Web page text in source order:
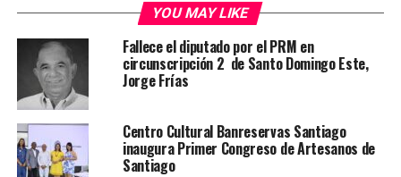
YOU MAY LIKE
Fallece el diputado por el PRM en
circunscripción 2 de Santo Domingo Este,
Jorge Frías
Centro Cultural Banreservas Santiago
inaugura Primer Congreso de Artesanos de
Santiago